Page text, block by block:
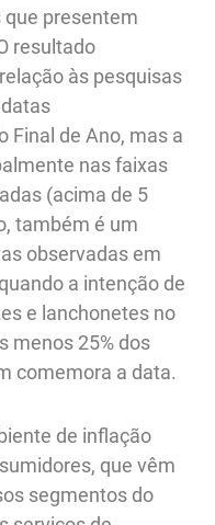
que presentem
resultado
às pesquisas
Final de Ano, mas a
nas faixas
(acima de 5
também é um
observadas em
a intenção de
e lanchonetes no
menos 25% dos
comemora a data.
de inflação
que vêm
segmentos do